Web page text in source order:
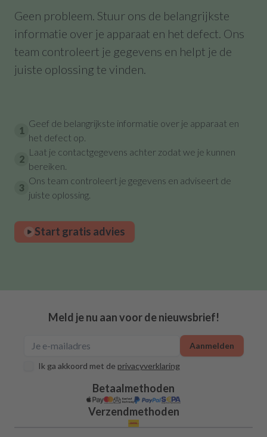
Geen probleem. Stuur ons de belangrijkste
informatie over je apparaat en het defect. Ons
team controleert je gegevens en helpt je de
juiste oplossing te vinden.
1
Geef de belangrijkste informatie over je apparaat en
het defect op.
2
Laat je contactgegevens achter zodat we je kunnen
bereiken.
3
Ons team controleert je gegevens en adviseert de
juiste oplossing.
Start gratis advies
Meld je nu aan voor de nieuwsbrief!
Ik ga akkoord met de privacyverklaring
Aanmelden
Betaalmethoden
Verzendmethoden